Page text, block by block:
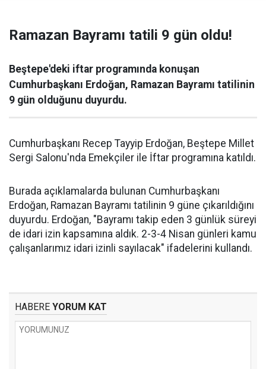
Ramazan Bayramı tatili 9 gün oldu!
Beştepe'deki iftar programında konuşan
Cumhurbaşkanı Erdoğan, Ramazan Bayramı tatilinin
9 gün olduğunu duyurdu.
Cumhurbaşkanı Recep Tayyip Erdoğan, Beştepe Millet
Sergi Salonu'nda Emekçiler ile İftar programına katıldı.
Burada açıklamalarda bulunan Cumhurbaşkanı
Erdoğan, Ramazan Bayramı tatilinin 9 güne çıkarıldığını
duyurdu. Erdoğan, "Bayramı takip eden 3 günlük süreyi
de idari izin kapsamına aldık. 2-3-4 Nisan günleri kamu
çalışanlarımız idari izinli sayılacak" ifadelerini kullandı.
HABERE YORUM KAT